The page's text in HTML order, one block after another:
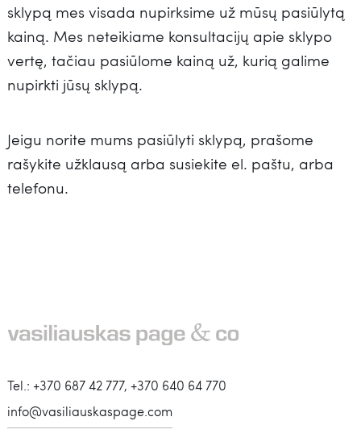
sklypą mes visada nupirksime už mūsų pasiūlytą
kainą. Mes neteikiame konsultacijų apie sklypo
vertę, tačiau pasiūlome kainą už, kurią galime
nupirkti jūsų sklypą.
Jeigu norite mums pasiūlyti sklypą, prašome
rašykite užklausą arba susiekite el. paštu, arba
telefonu.
Tel.: +370 687 42 777, +370 640 64 770
info@vasiliauskaspage.com